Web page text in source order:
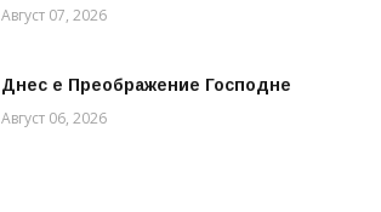
Август 07, 2026
Днес е Преображение Господне
Август 06, 2026